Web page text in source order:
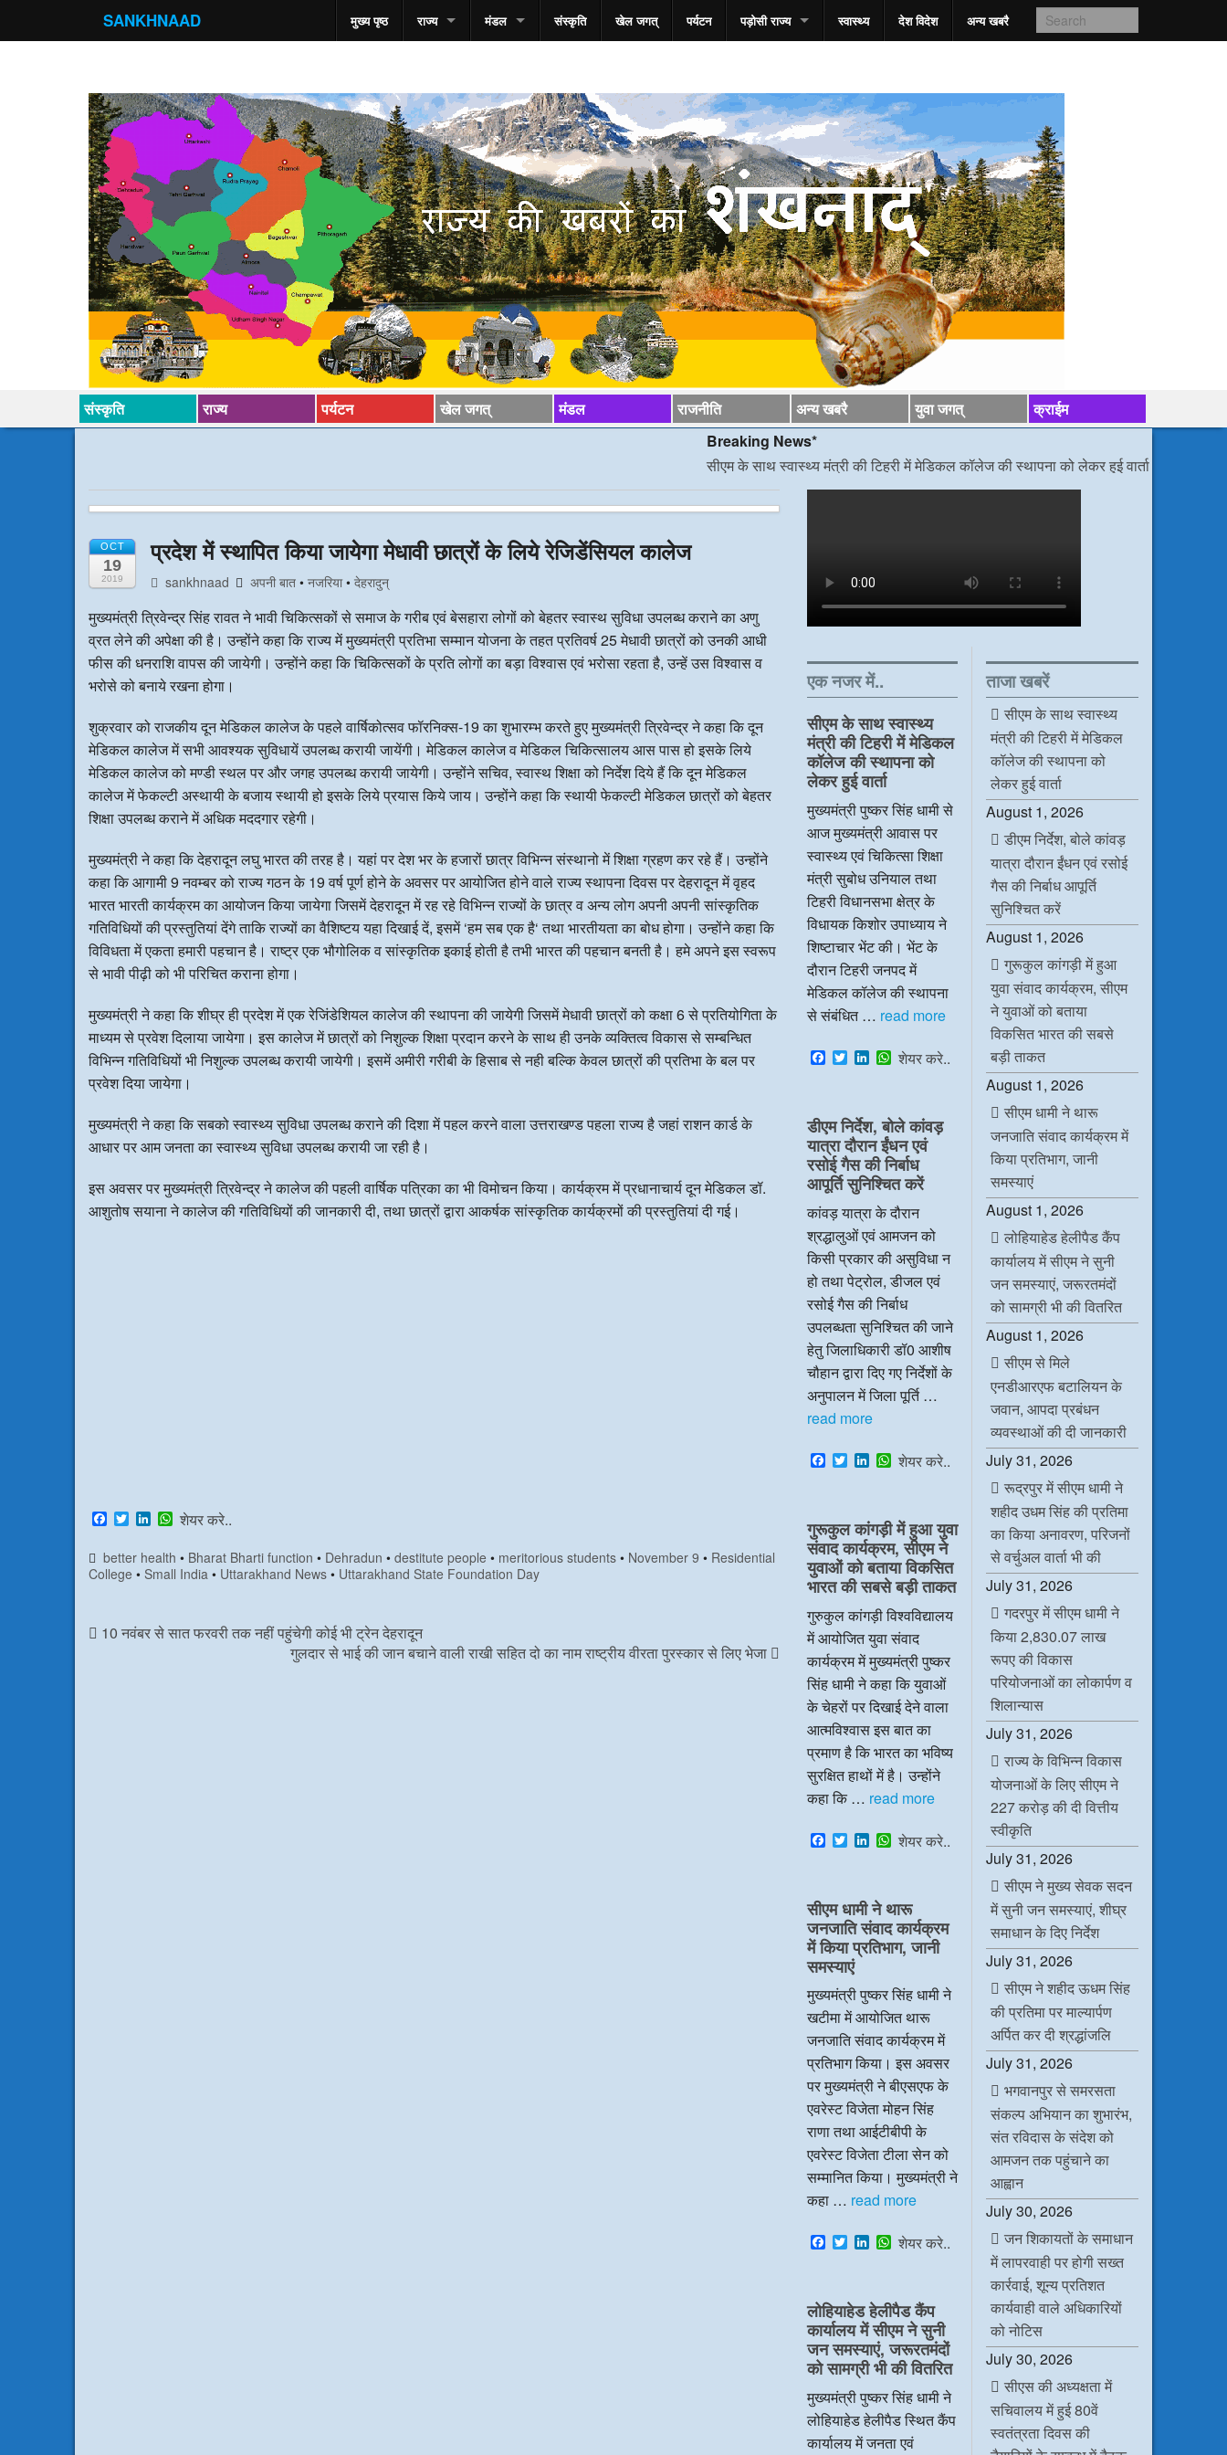
SANKHNAAD मुख्य पृष्ठ राज्य मंडल संस्कृति खेल जगत् पर्यटन पड़ोसी राज्य स्वास्‍थ्य देश विदेश अन्य खबरै
संस्कृति राज्य पर्यटन खेल जगत् मंडल राजनीति अन्य खबरै युवा जगत्
क्राईम
Breaking News*
सीएम के साथ स्वास्थ्य मंत्री की टिहरी में मेडिकल कॉलेज की स्थापना को लेकर हुई वार्ता/*/डीएम निर्देश, बोले
OCT
19
2019
प्रदेश में स्थापित किया जायेगा मेधावी छात्रों के लिये रेजिडेंसियल कालेज
sankhnaad अपनी बात •नजरिया•देहरादुन्
मुख्यमंत्री त्रिवेन्द्र सिंह रावत ने भावी चिकित्सकों से समाज के गरीब एवं बेसहारा लोगों को बेहतर स्वास्थ सुविधा उपलब्ध कराने का अणु
व्रत लेने की अपेक्षा की है। उन्होंने कहा कि राज्य में मुख्यमंत्री प्रतिभा सम्मान योजना के तहत प्रतिवर्ष 25 मेधावी छात्रों को उनकी आधी
फीस की धनराशि वापस की जायेगी। उन्होंने कहा कि चिकित्सकों के प्रति लोगों का बड़ा विश्वास एवं भरोसा रहता है, उन्हें उस विश्वास व
भरोसे को बनाये रखना होगा।
शुक्रवार को राजकीय दून मेडिकल कालेज के पहले वार्षिकोत्सव फॉरनिक्स-19 का शुभारम्भ करते हुए मुख्यमंत्री त्रिवेन्द्र ने कहा कि दून
मेडिकल कालेज में सभी आवश्यक सुविधायें उपलब्ध करायी जायेंगी। मेडिकल कालेज व मेडिकल चिकित्सालय आस पास हो इसके लिये
मेडिकल कालेज को मण्डी स्थल पर और जगह उपलब्ध करायी जायेगी। उन्होंने सचिव, स्वास्थ शिक्षा को निर्देश दिये हैं कि दून मेडिकल
कालेज में फेकल्टी अस्थायी के बजाय स्थायी हो इसके लिये प्रयास किये जाय। उन्होंने कहा कि स्थायी फेकल्टी मेडिकल छात्रों को बेहतर
शिक्षा उपलब्ध कराने में अधिक मददगार रहेगी।
मुख्यमंत्री ने कहा कि देहरादून लघु भारत की तरह है। यहां पर देश भर के हजारों छात्र विभिन्न संस्थानो में शिक्षा ग्रहण कर रहे हैं। उन्होंने
कहा कि आगामी 9 नवम्बर को राज्य गठन के 19 वर्ष पूर्ण होने के अवसर पर आयोजित होने वाले राज्य स्थापना दिवस पर देहरादून में वृहद
भारत भारती कार्यक्रम का आयोजन किया जायेगा जिसमें देहरादून में रह रहे विभिन्न राज्यों के छात्र व अन्य लोग अपनी अपनी सांस्कृतिक
गतिविधियों की प्रस्तुतियां देंगे ताकि राज्यों का वैशिष्टय यहा दिखाई दें, इसमें ‘हम सब एक है‘ तथा भारतीयता का बोध होगा। उन्होंने कहा कि
विविधता में एकता हमारी पहचान है। राष्ट्र एक भौगोलिक व सांस्कृतिक इकाई होती है तभी भारत की पहचान बनती है। हमे अपने इस स्वरूप
से भावी पीढ़ी को भी परिचित कराना होगा।
मुख्यमंत्री ने कहा कि शीघ्र ही प्रदेश में एक रेजिंडेशियल कालेज की स्थापना की जायेगी जिसमें मेधावी छात्रों को कक्षा 6 से प्रतियोगिता के
माध्यम से प्रवेश दिलाया जायेगा। इस कालेज में छात्रों को निशुल्क शिक्षा प्रदान करने के साथ ही उनके व्यक्तित्व विकास से सम्बन्धित
विभिन्न गतिविधियों भी निशुल्क उपलब्ध करायी जायेगी। इसमें अमीरी गरीबी के हिसाब से नही बल्कि केवल छात्रों की प्रतिभा के बल पर
प्रवेश दिया जायेगा।
मुख्यमंत्री ने कहा कि सबको स्वास्थ्य सुविधा उपलब्ध कराने की दिशा में पहल करने वाला उत्तराखण्ड पहला राज्य है जहां राशन कार्ड के
आधार पर आम जनता का स्वास्थ्य सुविधा उपलब्ध करायी जा रही है।
इस अवसर पर मुख्यमंत्री त्रिवेन्द्र ने कालेज की पहली वार्षिक पत्रिका का भी विमोचन किया। कार्यक्रम में प्रधानाचार्य दून मेडिकल डॉ.
आशुतोष सयाना ने कालेज की गतिविधियों की जानकारी दी, तथा छात्रों द्वारा आकर्षक सांस्कृतिक कार्यक्रमों की प्रस्तुतियां दी गई।
F
a
e
b
T
w
t
t
L
k
e
W
t
s
शेयर करे..
better health • Bharat Bharti function • Dehradun •destitute people • meritorious students • November 9 • Residential
College • Small India • Uttarakhand News • Uttarakhand State Foundation Day
10 नवंबर से सात फरवरी तक नहीं पहुंचेगी कोई भी ट्रेन देहरादून
गुलदार से भाई की जान बचाने वाली राखी सहित दो का नाम राष्ट्रीय वीरता पुरस्कार से लिए भेजा
एक नजर में..
सीएम के साथ स्वास्थ्य
मंत्री की टिहरी में मेडिकल
कॉलेज की स्थापना को
लेकर हुई वार्ता
मुख्यमंत्री पुष्कर सिंह धामी से
आज मुख्यमंत्री आवास पर
स्वास्थ्य एवं चिकित्सा शिक्षा
मंत्री सुबोध उनियाल तथा
टिहरी विधानसभा क्षेत्र के
विधायक किशोर उपाध्याय ने
शिष्टाचार भेंट की। भेंट के
दौरान टिहरी जनपद में
मेडिकल कॉलेज की स्थापना
से संबंधित … read more
F
a
o
o
k
T
w
t
e
r
L
i
d
I
n
W
h
s
A
p
p
शेयर करे..
डीएम निर्देश, बोले कांवड़
यात्रा दौरान ईंधन एवं
रसोई गैस की निर्बाध
आपूर्ति सुनिश्चित करें
कांवड़ यात्रा के दौरान
श्रद्धालुओं एवं आमजन को
किसी प्रकार की असुविधा न
हो तथा पेट्रोल, डीजल एवं
रसोई गैस की निर्बाध
उपलब्धता सुनिश्चित की जाने
हेतु जिलाधिकारी डॉ0 आशीष
चौहान द्वारा दिए गए निर्देशों के
अनुपालन में जिला पूर्ति …
read more
F
a
o
o
k
T
w
e
r
L
i
e
d
I
n
W
h
s
A
p
p
शेयर करे..
गुरूकुल कांगड़ी में हुआ युवा
संवाद कार्यक्रम, सीएम ने
युवाओं को बताया विकसित
भारत की सबसे बड़ी ताकत
गुरुकुल कांगड़ी विश्वविद्यालय
में आयोजित युवा संवाद
कार्यक्रम में मुख्यमंत्री पुष्कर
सिंह धामी ने कहा कि युवाओं
के चेहरों पर दिखाई देने वाला
आत्मविश्वास इस बात का
प्रमाण है कि भारत का भविष्य
सुरक्षित हाथों में है। उन्होंने
कहा कि … read more
F
a
o
o
k
T
w
e
r
L
i
e
d
I
n
W
h
A
p
p
शेयर करे..
सीएम धामी ने थारू
जनजाति संवाद कार्यक्रम
में किया प्रतिभाग, जानी
समस्याएं
मुख्यमंत्री पुष्कर सिंह धामी ने
खटीमा में आयोजित थारू
जनजाति संवाद कार्यक्रम में
प्रतिभाग किया। इस अवसर
पर मुख्यमंत्री ने बीएसएफ के
एवरेस्ट विजेता मोहन सिंह
राणा तथा आईटीबीपी के
एवरेस्ट विजेता टीला सेन को
सम्मानित किया। मुख्यमंत्री ने
कहा … read more
F
a
b
o
o
k
T
w
t
e
r
L
i
e
d
I
n
W
h
s
A
p
p
शेयर करे..
लोहियाहेड हेलीपैड कैंप
कार्यालय में सीएम ने सुनी
जन समस्याएं, जरूरतमंदों
को सामग्री भी की वितरित
मुख्यमंत्री पुष्कर सिंह धामी ने
लोहियाहेड हेलीपैड स्थित कैंप
कार्यालय में जनता एवं
ताजा खबरें
सीएम के साथ स्वास्थ्य
मंत्री की टिहरी में मेडिकल
कॉलेज की स्थापना को
लेकर हुई वार्ता
August 1, 2026
डीएम निर्देश, बोले कांवड़
यात्रा दौरान ईंधन एवं रसोई
गैस की निर्बाध आपूर्ति
सुनिश्चित करें
August 1, 2026
गुरूकुल कांगड़ी में हुआ
युवा संवाद कार्यक्रम, सीएम
ने युवाओं को बताया
विकसित भारत की सबसे
बड़ी ताकत
August 1, 2026
सीएम धामी ने थारू
जनजाति संवाद कार्यक्रम में
किया प्रतिभाग, जानी
समस्याएं
August 1, 2026
लोहियाहेड हेलीपैड कैंप
कार्यालय में सीएम ने सुनी
जन समस्याएं, जरूरतमंदों
को सामग्री भी की वितरित
August 1, 2026
सीएम से मिले
एनडीआरएफ बटालियन के
जवान, आपदा प्रबंधन
व्यवस्थाओं की दी जानकारी
July 31, 2026
रूद्रपुर में सीएम धामी ने
शहीद उधम सिंह की प्रतिमा
का किया अनावरण, परिजनों
से वर्चुअल वार्ता भी की
July 31, 2026
गदरपुर में सीएम धामी ने
किया 2,830.07 लाख
रूपए की विकास
परियोजनाओं का लोकार्पण व
शिलान्यास
July 31, 2026
राज्य के विभिन्न विकास
योजनाओं के लिए सीएम ने
227 करोड़ की दी वित्तीय
स्वीकृति
July 31, 2026
सीएम ने मुख्य सेवक सदन
में सुनी जन समस्याएं, शीघ्र
समाधान के दिए निर्देश
July 31, 2026
सीएम ने शहीद ऊधम सिंह
की प्रतिमा पर माल्यार्पण
अर्पित कर दी श्रद्धांजलि
July 31, 2026
भगवानपुर से समरसता
संकल्प अभियान का शुभारंभ,
संत रविदास के संदेश को
आमजन तक पहुंचाने का
आह्वान
July 30, 2026
जन शिकायतों के समाधान
में लापरवाही पर होगी सख्त
कार्रवाई, शून्य प्रतिशत
कार्यवाही वाले अधिकारियों
को नोटिस
July 30, 2026
सीएस की अध्यक्षता में
सचिवालय में हुई 80वें
स्वतंत्रता दिवस की